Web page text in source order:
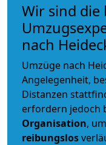
Wir sind die
nach
Umzüge nach
Angelegenheit,
Distanzen
erfordern jedoch
Organisation,
reibungslos